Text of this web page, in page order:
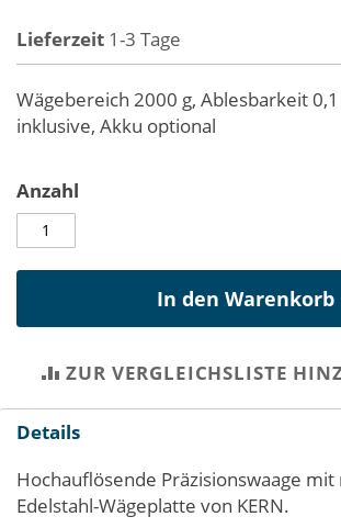
Lieferzeit 1-3 Tage
Wägebereich 2000 g, Ablesbarkeit
inklusive, Akku optional
Anzahl
In den Warenkorb
ZUR VERGLEICHSLISTE
Details
Hochauflösende Präzisionswaage
Edelstahl-Wägeplatte von KERN.